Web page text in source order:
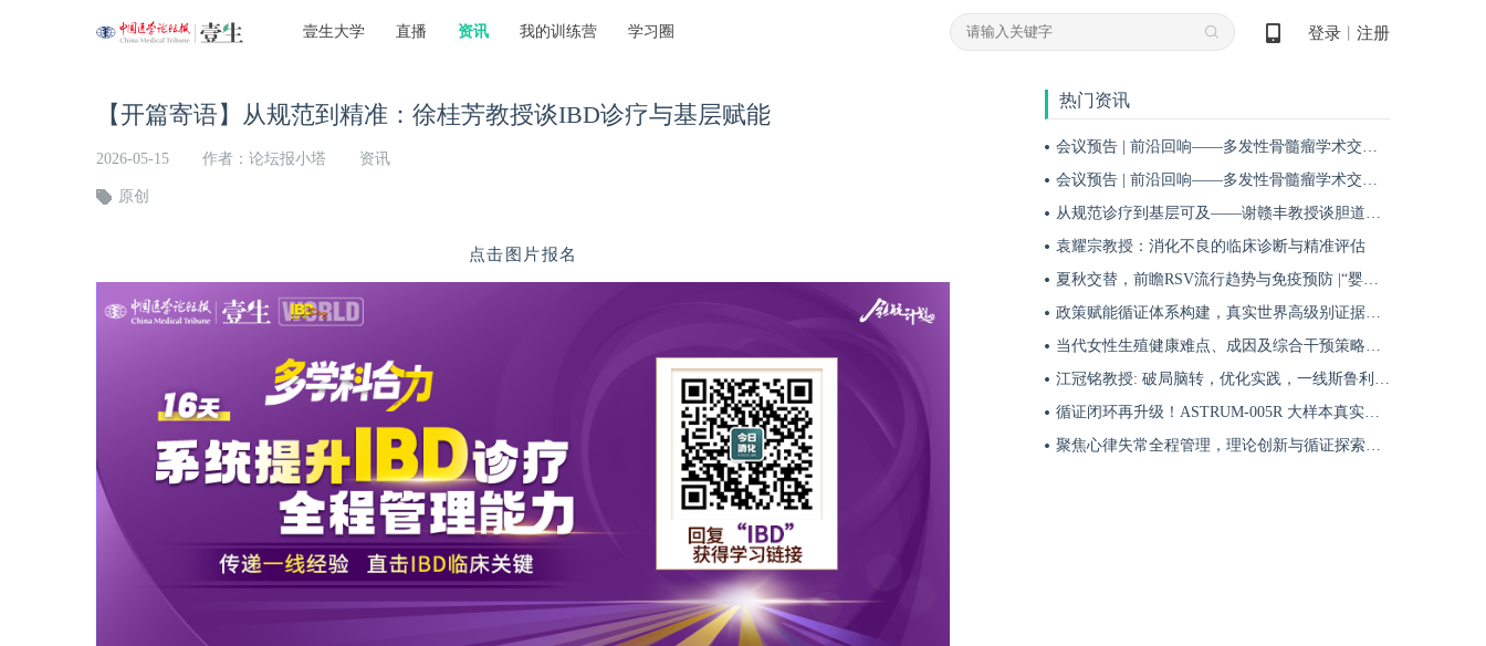
壹生大学 直播 资讯 我的训练营 学习圈 登录 注册
【开篇寄语】从规范到精准：徐桂芳教授谈IBD诊疗与基层赋能
2026-05-15 作者：论坛报小塔 资讯
原创
点击图片报名
热门资讯
会议预告 | 前沿回响——多发性骨髓瘤学术交流会第十八期即将启幕！
会议预告 | 前沿回响——多发性骨髓瘤学术交流会第十九期即将启幕！
从规范诊疗到基层可及——谢赣丰教授谈胆道肿瘤防治的本土化实践之路
袁耀宗教授：消化不良的临床诊断与精准评估
夏秋交替，前瞻RSV流行趋势与免疫预防 |“婴儿RSV预防圆桌派”专题访谈
政策赋能循证体系构建，真实世界高级别证据夯实斯鲁利单抗一线治疗广泛期小细胞肺癌临床地位
当代女性生殖健康难点、成因及综合干预策略——魏晗
江冠铭教授: 破局脑转，优化实践，一线斯鲁利单抗联合化疗为小细胞肺癌脑转移患者带来颅内与全身双重获益
循证闭环再升级！ASTRUM-005R 大样本真实世界研究，解锁斯鲁利单抗 ES-SCLC 全程管理新方案
聚焦心律失常全程管理，理论创新与循证探索共筑诊疗新格局